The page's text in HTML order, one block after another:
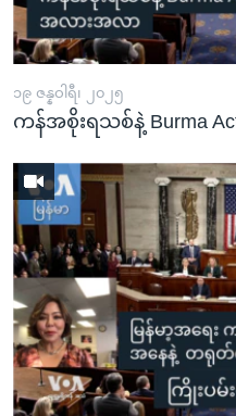
၁၉ ဇန္နဝါရီ၊ ၂၀၂၅
ကန်အစိုးရသစ်နဲ့ Burma